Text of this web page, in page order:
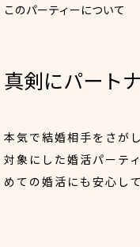
このパーティーについて
真剣にパート
本気で結婚相手をさが
対象にした婚活パーテ
めての婚活にも安心し